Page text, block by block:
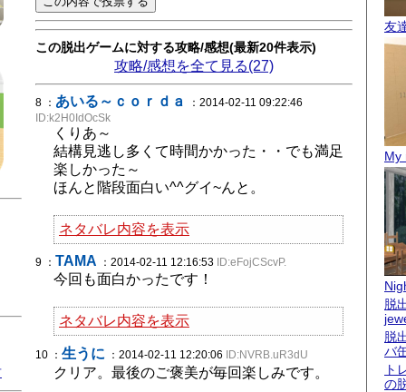
友
My
脱
脱
バ
ト
の
この脱出ゲームに対する攻略/感想(最新20件表示)
攻略/感想を全て見る(27)
8 ： あいる～ｃｏｒｄａ
：2014-02-11 09:22:46
ID:k2H0IdOcSk
くりあ～
結構見逃し多くて時間かかった・・でも満足
楽しかった～
ほんと階段面白い^^グイ~んと。
ネタバレ内容を表示
9 ： TAMA ：2014-02-11 12:16:53 ID:eFojCScvP.
今回も面白かったです！
ネタバレ内容を表示
10 ： 生うに ：2014-02-11 12:20:06 ID:NVRB.uR3dU
クリア。最後のご褒美が毎回楽しみです。